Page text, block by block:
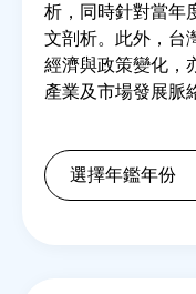
析，同時針對當年
文剖析。此外，台
經濟與政策變化，
產業及市場發展脈